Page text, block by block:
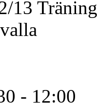
13 Träning
- 12:00